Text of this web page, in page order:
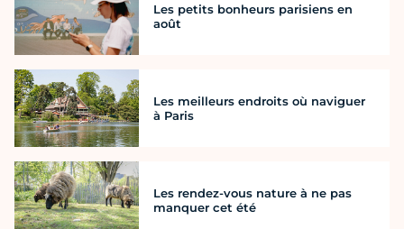
Les petits bonheurs parisiens en
août
Les meilleurs endroits où naviguer
à Paris
Les rendez-vous nature à ne pas
manquer cet été